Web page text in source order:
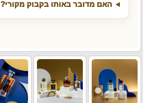
האם מדובר באותו בקבוק מקורי?